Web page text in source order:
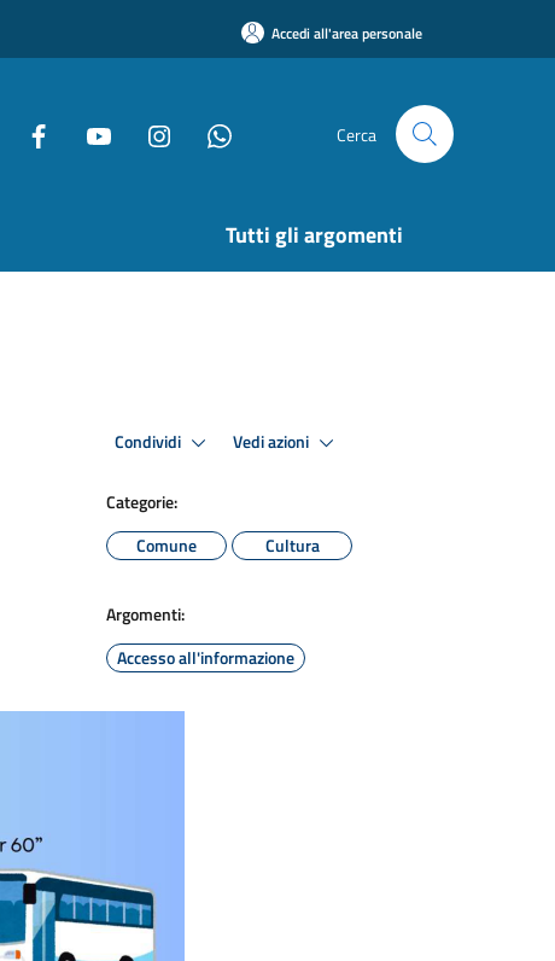
Accedi all'area personale
Cerca
Tutti gli argomenti
Condividi Vedi azioni
Categorie:
Comune
Cultura
Argomenti:
Accesso all'informazione